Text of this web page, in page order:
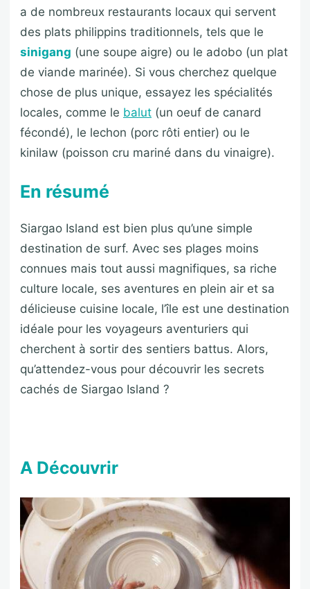
a de nombreux restaurants locaux qui servent
des plats philippins traditionnels, tels que le
sinigang (une soupe aigre) ou le adobo (un plat
de viande marinée). Si vous cherchez quelque
chose de plus unique, essayez les spécialités
locales, comme le balut (un oeuf de canard
fécondé), le lechon (porc rôti entier) ou le
kinilaw (poisson cru mariné dans du vinaigre).
En résumé
Siargao Island est bien plus qu’une simple
destination de surf. Avec ses plages moins
connues mais tout aussi magnifiques, sa riche
culture locale, ses aventures en plein air et sa
délicieuse cuisine locale, l’île est une destination
idéale pour les voyageurs aventuriers qui
cherchent à sortir des sentiers battus. Alors,
qu’attendez-vous pour découvrir les secrets
cachés de Siargao Island ?
A Découvrir